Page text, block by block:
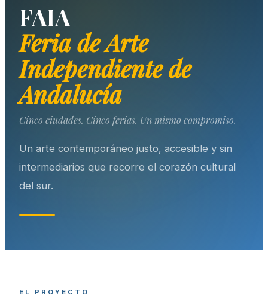
FAIA
Feria de Arte
Independiente de
Andalucía
Cinco ciudades. Cinco ferias. Un mismo compromiso.
Un arte contemporáneo justo, accesible y sin
intermediarios que recorre el corazón cultural
del sur.
EL PROYECTO